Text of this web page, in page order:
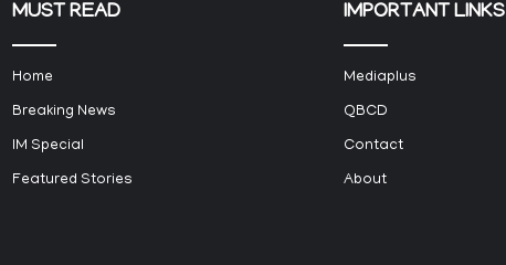
MUST READ
Home
Breaking News
IM Special
Featured Stories
IMPORTANT LINKS
Mediaplus
QBCD
Contact
About